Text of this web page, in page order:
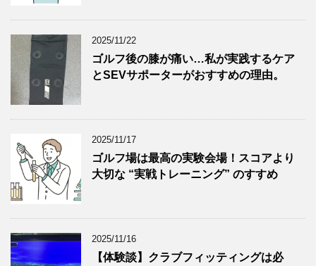
2025/11/22
ゴルフ後の膝が痛い…私が実践するケア
とSEVサポーターがおすすめの理由。
2025/11/17
ゴルフ場は最高の実験会場！スコアより
大切な “実戦トレーニング” のすすめ
2025/11/16
【体験談】クラブフィッティングは必